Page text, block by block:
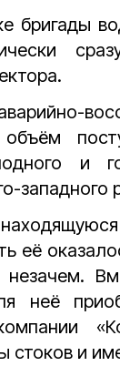
бригады
объём
и
западного
её
незачем.
неё
стоков и